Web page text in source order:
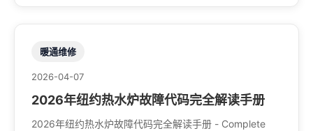
暖通维修
2026-04-07
2026年纽约热水炉故障代码完全解读手册
2026年纽约热水炉故障代码完全解读手册 - Complete